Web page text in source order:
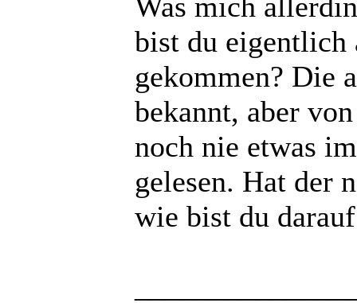
bist du
gekommen? Die
bekannt, aber
noch nie etwas
gelesen. Hat der
wie bist du